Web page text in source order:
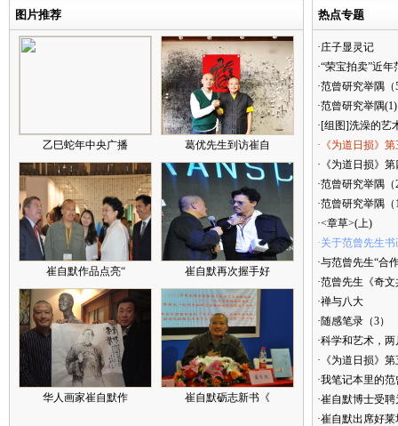
图片推荐
乙巳蛇年中央广播 葛优先生到访崔自
崔自默作品点亮“ 崔自默再次握手好
华人画家崔自默作 崔自默砺志新书《
热点专题
·庄子显灵记
·“荣宝拍卖”近
·范曾研究举隅（
·范曾研究举隅(1)
·[组图]洗澡的艺
·《为道日损》
·《为道日损》
·范曾研究举隅（
·范曾研究举隅（
·<章草>(上)
·关于范曾先生
·与范曾先生“合
·范曾先生《奇
·禅与八大
·随感笔录（3）
·科学和艺术，
·《为道日损》
·我笔记本里的
·崔自默博士受
·崔自默出席好